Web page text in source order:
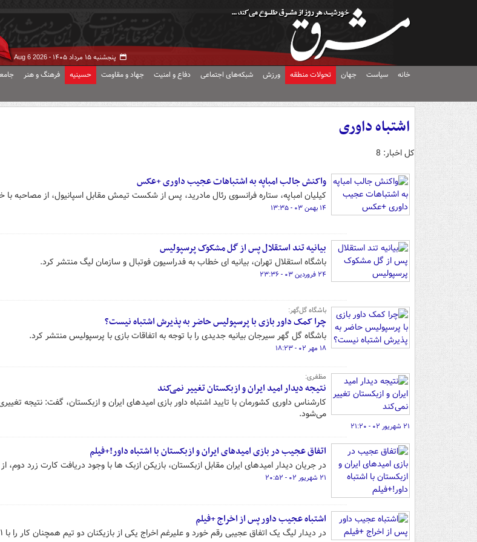
پنجشنبه ۱۵ مرداد ۱۴۰۵ - Aug 6 2026
خانه سیاست جهان تحولات منطقه ورزش شبکه‌های اجتماعی دفاع و امنیت جهاد و مقاومت حسینیه فرهنگ و هنر
اشتباه داوری
کل اخبار: 8
واکنش جالب امباپه به اشتباهات عجیب داوری +عکس
کیلیان امباپه، ستاره فرانسوی رئال مادرید، پس از شکست تیمش مقابل اسپانیول، از مصاحبه با
۱۴ بهمن ۰۳ - ۱۳:۳۵
بیانیه تند استقلال پس از گل مشکوک پرسپولیس
باشگاه استقلال تهران، بیانیه ای خطاب به فدراسیون فوتبال و سازمان لیگ منتشر کرد.
۲۴ فروردین ۰۳ - ۲۳:۳۶
باشگاه گل‌گهر:
چرا کمک داور بازی با پرسپولیس حاضر به پذیرش اشتباه نیست؟
باشگاه گل گهر سیرجان بیانیه‌ جدیدی را با توجه به اتفاقات بازی با پرسپولیس منتشر کرد.
۱۸ مهر ۰۲ - ۱۸:۲۳
مظفری:
نتیجه دیدار امید ایران و ازبکستان تغییر نمی‌کند
کارشناس داوری کشورمان با تایید اشتباه داور بازی امیدهای ایران و ازبکستان، گفت: نتیجه
می‌شود.
۲۱ شهریور ۰۲ - ۲۱:۲۰
اتفاق عجیب در بازی امیدهای ایران و ازبکستان با اشتباه داور!+فیلم
در جریان دیدار امیدهای ایران مقابل ازبکستان، بازیکن ازبک ها با وجود دریافت کارت زرد دوم،
۲۱ شهریور ۰۲ - ۲۰:۵۲
اشتباه عجیب داور پس از اخراج +فیلم
در دیدار لیگ یک اتفاق عجیبی رقم خورد و علیرغم اخراج یکی از بازیکنان دو تیم همچنان کار را با ۱۱ بازیکن دنبال کردند.